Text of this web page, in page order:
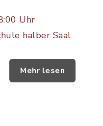
Uhr
halber Saal
Mehr lesen